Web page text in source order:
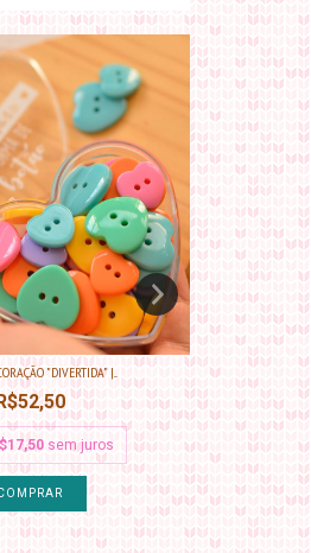
"DIVERTIDA" |...
R$52,50
sem juros 3